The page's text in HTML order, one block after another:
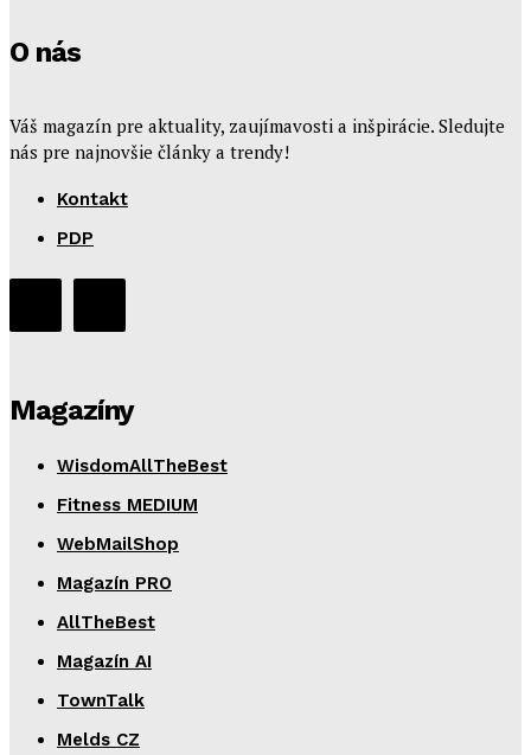
O nás
Váš magazín pre aktuality, zaujímavosti a inšpirácie. Sledujte
nás pre najnovšie články a trendy!
Kontakt
PDP
Magazíny
WisdomAllTheBest
Fitness MEDIUM
WebMailShop
Magazín PRO
AllTheBest
Magazín AI
TownTalk
Melds CZ